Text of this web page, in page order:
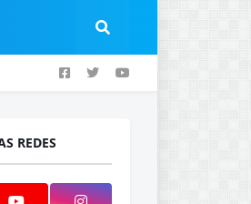
REDES